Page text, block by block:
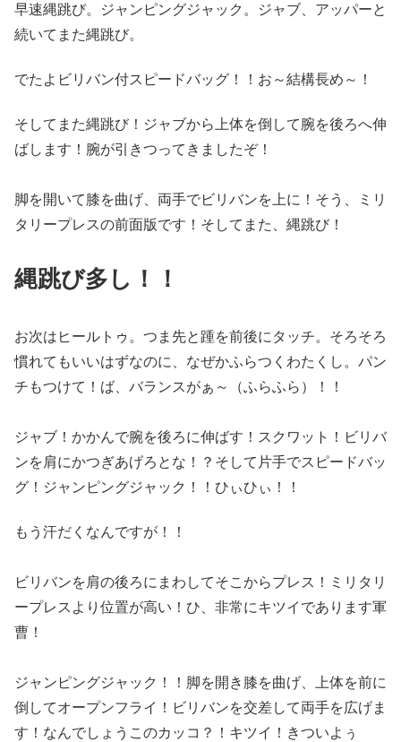
早速縄跳び。ジャンピングジャック。ジャブ、アッパーと
続いてまた縄跳び。
でたよビリバン付スピードバッグ！！お～結構長め～！
そしてまた縄跳び！ジャブから上体を倒して腕を後ろへ伸
ばします！腕が引きつってきましたぞ！
脚を開いて膝を曲げ、両手でビリバンを上に！そう、ミリ
タリープレスの前面版です！そしてまた、縄跳び！
縄跳び多し！！
お次はヒールトゥ。つま先と踵を前後にタッチ。そろそろ
慣れてもいいはずなのに、なぜかふらつくわたくし。パン
チもつけて！ば、バランスがぁ～（ふらふら）！！
ジャブ！かかんで腕を後ろに伸ばす！スクワット！ビリバ
ンを肩にかつぎあげろとな！？そして片手でスピードバッ
グ！ジャンピングジャック！！ひぃひぃ！！
もう汗だくなんですが！！
ビリバンを肩の後ろにまわしてそこからプレス！ミリタリ
ープレスより位置が高い！ひ、非常にキツイであります軍
曹！
ジャンピングジャック！！脚を開き膝を曲げ、上体を前に
倒してオープンフライ！ビリバンを交差して両手を広げま
す！なんでしょうこのカッコ？！キツイ！きついよぅ